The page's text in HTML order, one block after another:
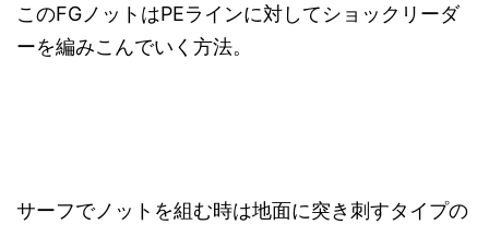
このFGノットはPEラインに対してショックリーダ
ーを編みこんでいく方法。
サーフでノットを組む時は地面に突き刺すタイプの